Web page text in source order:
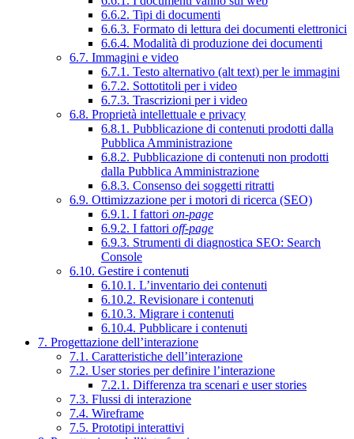
6.6.2. Tipi di documenti
6.6.3. Formato di lettura dei documenti elettronici
6.6.4. Modalità di produzione dei documenti
6.7. Immagini e video
6.7.1. Testo alternativo (alt text) per le immagini
6.7.2. Sottotitoli per i video
6.7.3. Trascrizioni per i video
6.8. Proprietà intellettuale e privacy
6.8.1. Pubblicazione di contenuti prodotti dalla
Pubblica Amministrazione
6.8.2. Pubblicazione di contenuti non prodotti
dalla Pubblica Amministrazione
6.8.3. Consenso dei soggetti ritratti
6.9. Ottimizzazione per i motori di ricerca (SEO)
6.9.1. I fattori on-page
6.9.2. I fattori off-page
6.9.3. Strumenti di diagnostica SEO: Search
Console
6.10. Gestire i contenuti
6.10.1. L’inventario dei contenuti
6.10.2. Revisionare i contenuti
6.10.3. Migrare i contenuti
6.10.4. Pubblicare i contenuti
7. Progettazione dell’interazione
7.1. Caratteristiche dell’interazione
7.2. User stories per definire l’interazione
7.2.1. Differenza tra scenari e user stories
7.3. Flussi di interazione
7.4. Wireframe
7.5. Prototipi interattivi